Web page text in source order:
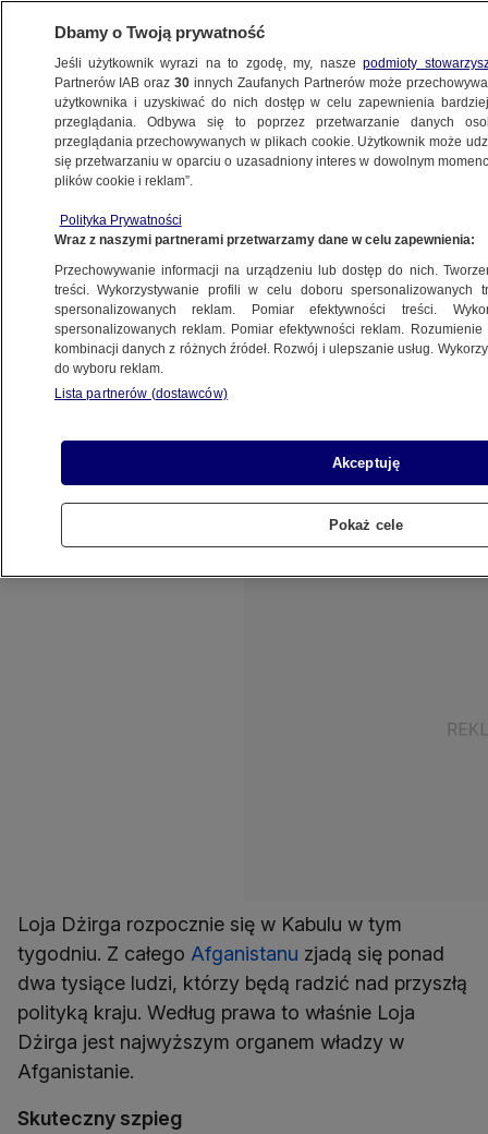
ŚWIAT
w internecie
14.11.2011, 10:03Aktualizacja:14.11.2011, 17:54
Udostępnij
Afgańscy talibowie pokazali na jednej z
spotkania afgańskich przywódców plemiennych,
Loja Dżirgi. Wcześniej afgańskie władze
zaprzeczyły, że tajne plany dostały się w ręce
Loja Dżirga rozpocznie się w Kabulu w tym
tygodniu. Z całego Afganistanu zjadą się ponad
dwa tysiące ludzi, którzy będą radzić nad przyszłą
polityką kraju. Według prawa to właśnie Loja
Dżirga jest najwyższym organem władzy w
Afganistanie.
Skuteczny szpieg
Dbamy o Twoją prywatność
Jeśli użytkownik wyrazi na to zgodę, my, naszepodmioty
Partnerów IAB oraz30 innych Zaufanych Partnerów może
użytkownika i uzyskiwać do nich dostęp w celu zapewnienia
przeglądania. Odbywa się to poprzez przetwarzanie danych
przeglądania przechowywanych w plikach cookie. Użytkownik może
się przetwarzaniu w oparciu o uzasadniony interes w dowolnym
plików cookie i reklam”.
Polityka Prywatności
Wraz z naszymi partnerami przetwarzamy dane w celu zapewnienia:
Przechowywanie informacji na urządzeniu lub dostęp do nich.
treści. Wykorzystywanie profili w celu doboru spersonalizowanych
spersonalizowanych reklam. Pomiar efektywności treści.
spersonalizowanych reklam. Pomiar efektywności reklam.
kombinacji danych z różnych źródeł. Rozwój i ulepszanie usług.
do wyboru reklam.
Lista partnerów (dostawców)
Akceptuję
Pokaż cele